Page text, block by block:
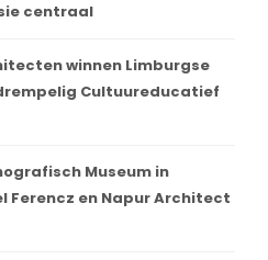
centraal
winnen Limburgse
Cultuureducatief
Museum in
Ferencz en Napur Architect